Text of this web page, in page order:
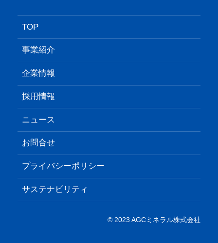
TOP
事業紹介
企業情報
採用情報
ニュース
お問合せ
プライバシーポリシー
サステナビリティ
© 2023 AGCミネラル株式会社